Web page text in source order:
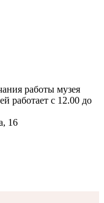
работы музея
работает с 12.00 до
16